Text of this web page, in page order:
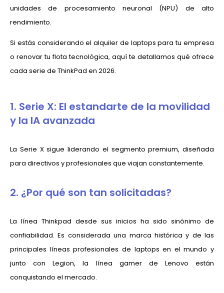
unidades de procesamiento neuronal (NPU) de alto
rendimiento.
Si estás considerando el alquiler de laptops para tu empresa
o renovar tu flota tecnológica, aquí te detallamos qué ofrece
cada serie de ThinkPad en 2026.
1. Serie X: El estandarte de la movilidad
y la IA avanzada
La Serie X sigue liderando el segmento premium, diseñada
para directivos y profesionales que viajan constantemente.
2. ¿Por qué son tan solicitadas?
La línea Thinkpad desde sus inicios ha sido sinónimo de
confiabilidad. Es considerada una marca histórica y de las
principales líneas profesionales de laptops en el mundo y
junto con Legion, la línea gamer de Lenovo están
conquistando el mercado.